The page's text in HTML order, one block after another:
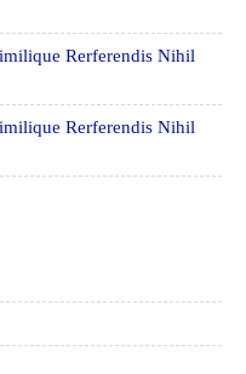
Rerferendis Nihil
Rerferendis Nihil